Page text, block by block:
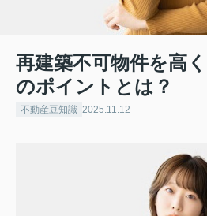
再建築不可物件を高
のポイントとは？
不動産豆知識 2025.11.12